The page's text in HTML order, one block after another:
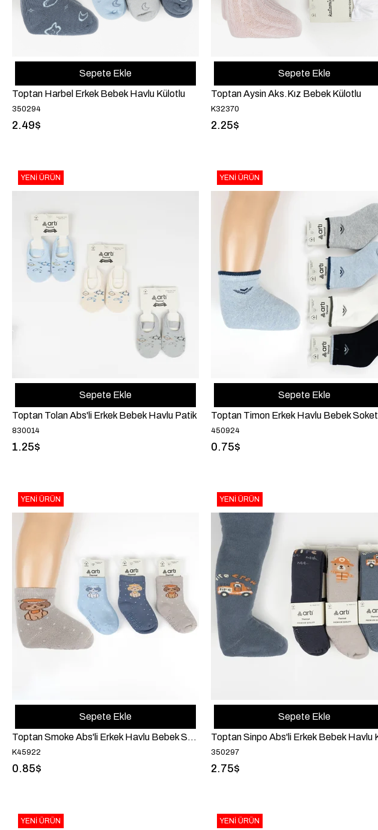
Toptan Harbel Erkek Bebek Havlu Külotlu
350294
2.49$
Sepete Ekle
Toptan Aysin Aks.Kız Bebek Külotlu
K32370
2.25$
Sepete Ekle
Toptan Tolan Abs'li Erkek Bebek Havlu Patik
830014
1.25$
Sepete Ekle
YENI ÜRÜN
Toptan Timon Erkek Havlu Bebek Soket
450924
0.75$
Sepete Ekle
YENI ÜRÜN
Toptan Smoke Abs'li Erkek Havlu Bebek Soket
K45922
0.85$
Sepete Ekle
YENI ÜRÜN
350297
2.75$
Sepete Ekle
YENI ÜRÜN
YENI ÜRÜN YENI ÜRÜN